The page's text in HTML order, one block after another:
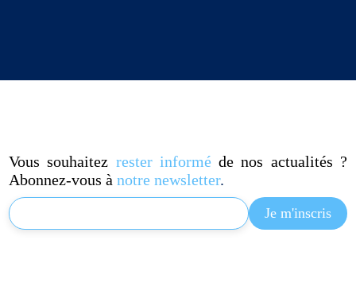
Vous souhaitez rester informéde nos actualités ?
Abonnez-vous ànotre newsletter.